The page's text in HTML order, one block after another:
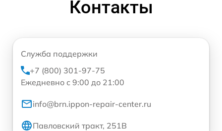
Контакты
Служба поддержки
+7 (800) 301-97-75
Ежедневно с 9:00 до 21:00
info@brn.ippon-repair-center.ru
Павловский тракт, 251В